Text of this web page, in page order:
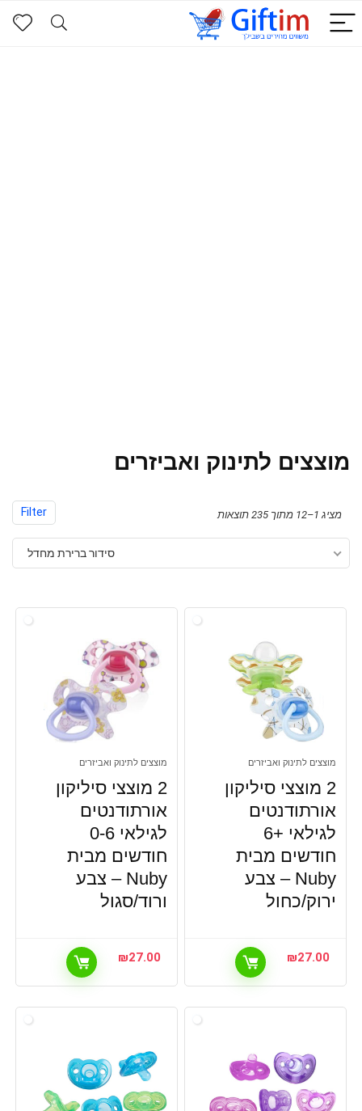
מוצצים לתינוק ואביזרים
Filter מציג 1–12 מתוך 235 תוצאות
סידור ברירת מחדל
מוצצים לתינוק ואביזרים
2 מוצצי סיליקון
אורתודנטים
לגילאי +6
חודשים מבית
Nuby – צבע
ירוק/כחול
₪27.00
מוצצים לתינוק ואביזרים
2 מוצצי סיליקון
אורתודנטים
לגילאי 0-6
חודשים מבית
Nuby – צבע
ורוד/סגול
₪27.00